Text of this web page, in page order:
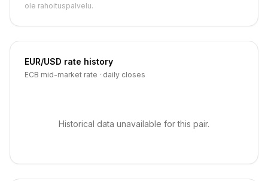
ole rahoituspalvelu.
EUR/USD rate history
ECB mid-market rate · daily closes
Historical data unavailable for this pair.